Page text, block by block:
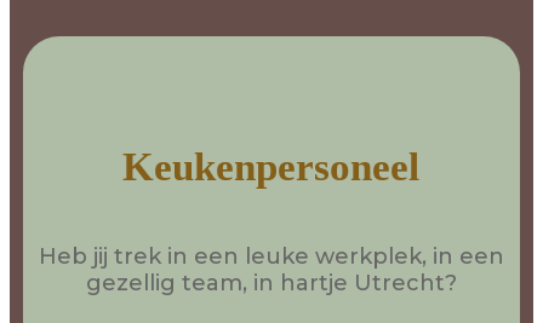
Keukenpersoneel
Heb jij trek in een leuke werkplek, in een
gezellig team, in hartje Utrecht?